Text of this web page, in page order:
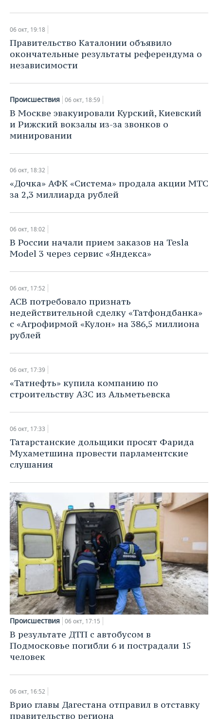
06 окт, 19:18
Правительство Каталонии объявило
окончательные результаты референдума о
независимости
Происшествия 06 окт, 18:59
В Москве эвакуировали Курский, Киевский
и Рижский вокзалы из-за звонков о
минировании
06 окт, 18:32
«Дочка» АФК «Система» продала акции МТС
за 2,3 миллиарда рублей
06 окт, 18:02
В России начали прием заказов на Tesla
Model 3 через сервис «Яндекса»
06 окт, 17:52
АСВ потребовало признать
недействительной сделку «Татфондбанка»
с «Агрофирмой «Кулон» на 386,5 миллиона
рублей
06 окт, 17:39
«Татнефть» купила компанию по
строительству АЗС из Альметьевска
06 окт, 17:33
Татарстанские дольщики просят Фарида
Мухаметшина провести парламентские
слушания
Происшествия 06 окт, 17:15
В результате ДТП с автобусом в
Подмосковье погибли 6 и пострадали 15
человек
06 окт, 16:52
Врио главы Дагестана отправил в отставку
правительство региона